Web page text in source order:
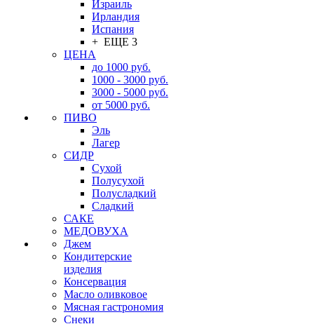
Израиль
Ирландия
Испания
+ ЕЩЕ 3
ЦЕНА
до 1000 руб.
1000 - 3000 руб.
3000 - 5000 руб.
от 5000 руб.
ПИВО
Эль
Лагер
СИДР
Сухой
Полусухой
Полусладкий
Сладкий
САКЕ
МЕДОВУХА
Джем
Кондитерские
изделия
Консервация
Масло оливковое
Мясная гастрономия
Снеки